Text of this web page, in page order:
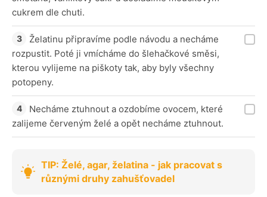
cukrem dle chuti.
Želatinu připravíme podle návodu a necháme
rozpustit. Poté ji vmícháme do šlehačkové směsi,
kterou vylijeme na piškoty tak, aby byly všechny
potopeny.
Necháme ztuhnout a ozdobíme ovocem, které
zalijeme červeným želé a opět necháme ztuhnout.
TIP: Želé, agar, želatina - jak pracovat s
různými druhy zahušťovadel